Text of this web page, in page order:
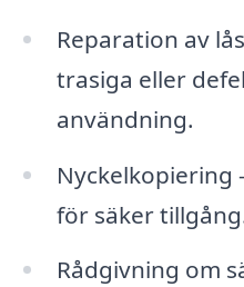
Reparation av
trasiga eller
användning.
Nyckelkopiering
för säker
Rådgivning om